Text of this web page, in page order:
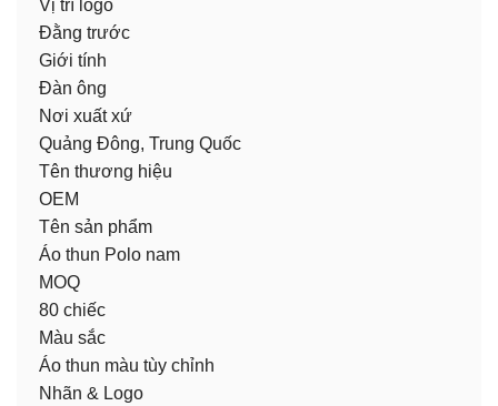
Vị trí logo
Đằng trước
Giới tính
Đàn ông
Nơi xuất xứ
Quảng Đông, Trung Quốc
Tên thương hiệu
OEM
Tên sản phẩm
Áo thun Polo nam
MOQ
80 chiếc
Màu sắc
Áo thun màu tùy chỉnh
Nhãn & Logo